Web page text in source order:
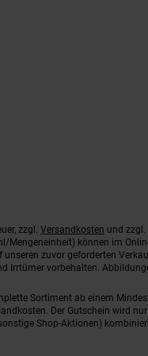
zzgl. Versandkosten und
Mengeneinheit) können im
zuvor geforderten
Irrtümer vorbehalten.
Sortiment ab einem
Der Gutschein wird
Shop-Aktionen)